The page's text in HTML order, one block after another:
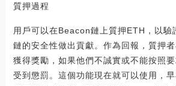
質押過程
用戶可以在Beacon鏈上質押ETH，以驗
鏈的安全性做出貢獻。作為回報，質押
獲得獎勵，如果他們不誠實或不能按照
受到懲罰。這個功能現在就可以使用，